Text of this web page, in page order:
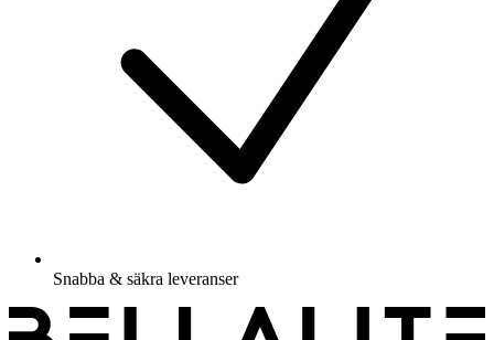
Snabba & säkra leveranser